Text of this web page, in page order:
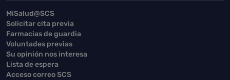
MiSalud@SCS
Solicitar cita previa
Farmacias de guardia
Voluntades previas
Su opinión nos interesa
Lista de espera
Acceso correo SCS